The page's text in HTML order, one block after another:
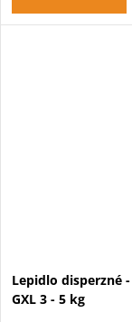
Lepidlo disperzné -
GXL 3 - 5 kg